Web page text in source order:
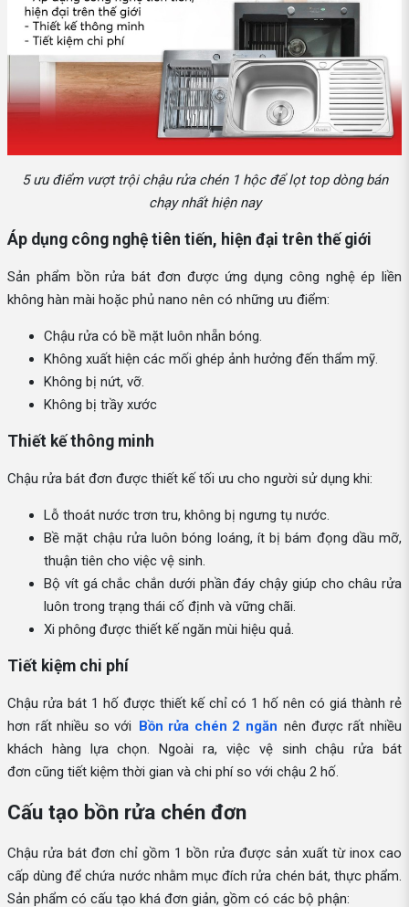
5 ưu điểm vượt trội chậu rửa chén 1 hộc để lọt top dòng bán
chạy nhất hiện nay
Áp dụng công nghệ tiên tiến, hiện đại trên thế giới
Sản phẩm bồn rửa bát đơn được ứng dụng công nghệ ép liền
không hàn mài hoặc phủ nano nên có những ưu điểm:
Chậu rửa có bề mặt luôn nhẵn bóng.
Không xuất hiện các mối ghép ảnh hưởng đến thẩm mỹ.
Không bị nứt, vỡ.
Không bị trầy xước
Thiết kế thông minh
Chậu rửa bát đơn được thiết kế tối ưu cho người sử dụng khi:
Lỗ thoát nước trơn tru, không bị ngưng tụ nước.
Bề mặt chậu rửa luôn bóng loáng, ít bị bám đọng dầu mỡ,
thuận tiên cho việc vệ sinh.
Bộ vít gá chắc chắn dưới phần đáy chậy giúp cho châu rửa
luôn trong trạng thái cố định và vững chãi.
Xi phông được thiết kế ngăn mùi hiệu quả.
Tiết kiệm chi phí
Chậu rửa bát 1 hố được thiết kế chỉ có 1 hố nên có giá thành rẻ
hơn rất nhiều so với Bồn rửa chén 2 ngăn nên được rất nhiều
khách hàng lựa chọn. Ngoài ra, việc vệ sinh chậu rửa bát
đơn cũng tiết kiệm thời gian và chi phí so với chậu 2 hố.
Cấu tạo bồn rửa chén đơn
Chậu rửa bát đơn chỉ gồm 1 bồn rửa được sản xuất từ inox cao
cấp dùng để chứa nước nhằm mục đích rửa chén bát, thực phẩm.
Sản phẩm có cấu tạo khá đơn giản, gồm có các bộ phận: